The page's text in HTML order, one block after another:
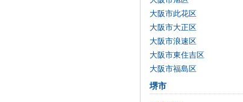
大阪市此花区
大阪市大正区
大阪市浪速区
大阪市東住吉区
大阪市福島区
堺市